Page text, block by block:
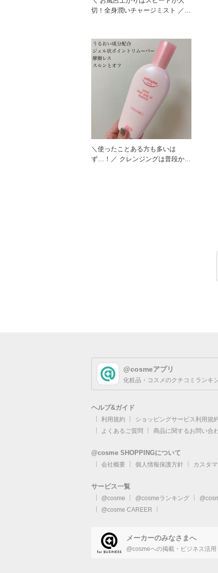
切！全身潤いチャージミスト ／
＼使ったことある方も多いは
ず…！／ クレンジングは普段から
@cosmeアプリ
化粧品・コスメのクチコミランキ
ヘルプ&ガイド
利用規約 ショッピングサービス利用規
よくあるご質問
商品に関するお問い合
@cosme SHOPPINGについて
会社概要 個人情報保護方針 カスタ
サービス一覧
@cosme @cosmeランキング
@cosme CAREER
メーカーのみなさまへ
@cosmeへの掲載・ビジネス活用